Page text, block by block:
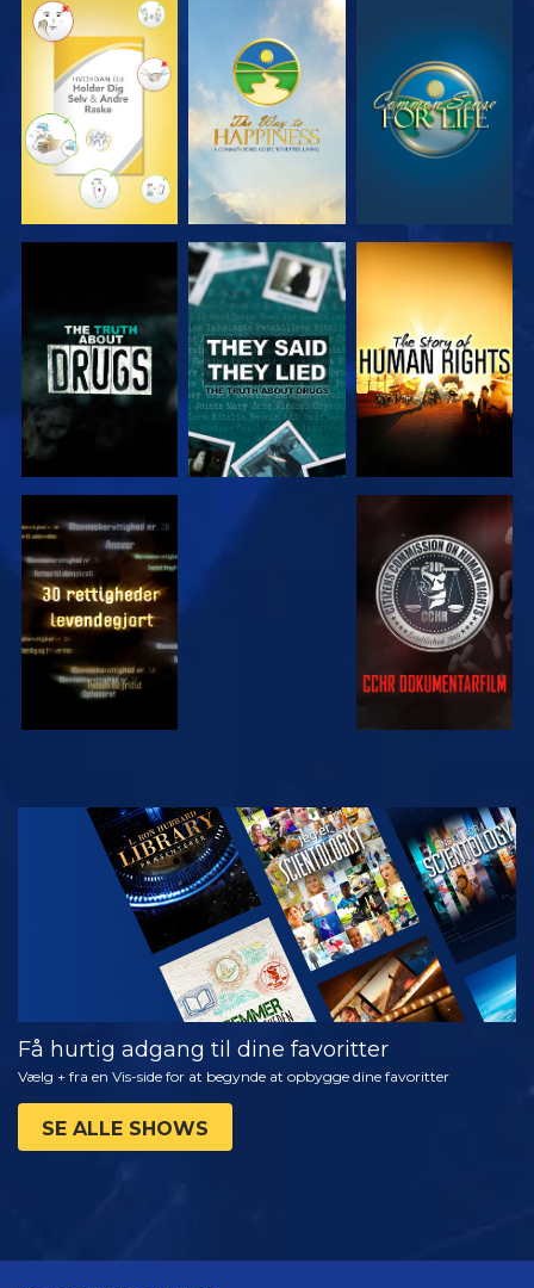
SE SE SE
SE SE
SE SE
SE
UDFORSK
SERIEN
Få hurtig adgang til dine favoritter
Vælg + fra en Vis-side for at begynde at opbygge dine favoritter
SE ALLE SHOWS